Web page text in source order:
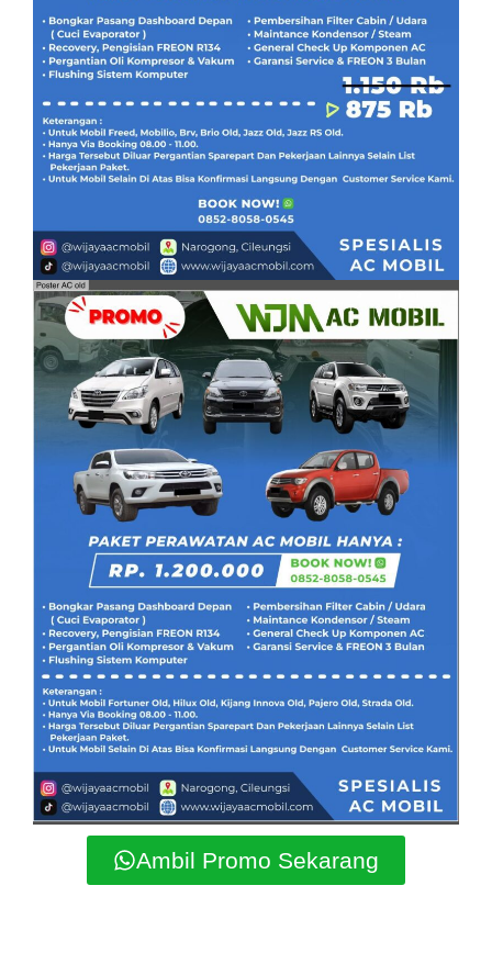
Ambil Promo Sekarang